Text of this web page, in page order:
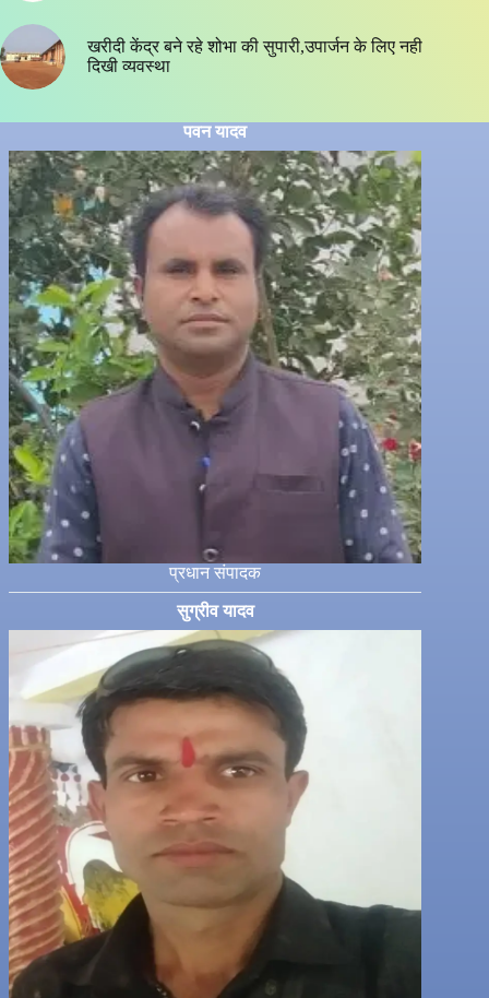
खरीदी केंद्र बने रहे शोभा की सुपारी,उपार्जन के लिए नही
दिखी व्यवस्था
पवन यादव
प्रधान संपादक
सुग्रीव यादव